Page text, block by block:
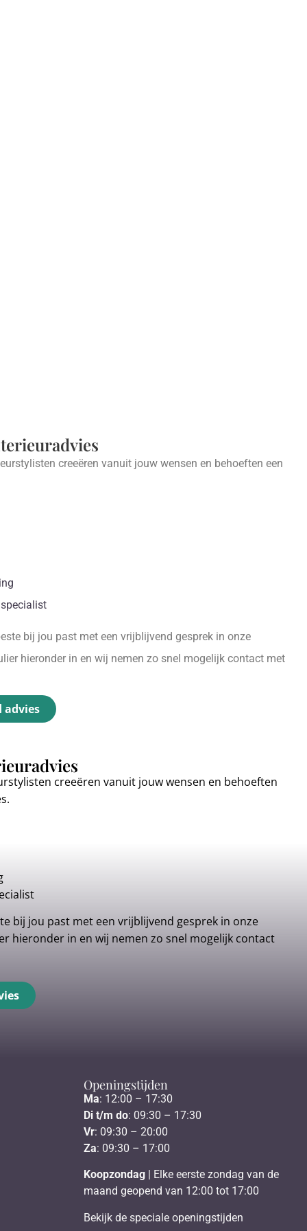
creeëren vanuit jouw wensen en behoeften een
bij jou past met een vrijblijvend gesprek in onze
hieronder in en wij nemen zo snel mogelijk contact met
advies
creeëren vanuit jouw wensen en behoeften
bij jou past met een vrijblijvend gesprek in onze
hieronder in en wij nemen zo snel mogelijk contact
Openingstijden
Ma: 12:00 – 17:30
Di t/m do: 09:30 – 17:30
Vr: 09:30 – 20:00
Za: 09:30 – 17:00
Koopzondag | Elke eerste zondag van de
maand geopend van 12:00 tot 17:00
Bekijk de speciale openingstijden